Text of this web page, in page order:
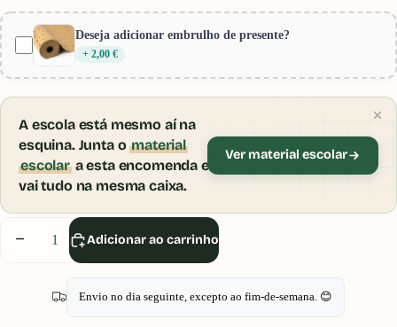
Deseja adicionar embrulho de presente?
+ 2,00 €
Diminuir
quantidade
Aumentar
A escola está mesmo aí na
esquina. Junta omaterial
escolara esta encomenda e
vai tudo na mesma caixa.
Ver material escolar
Adicionar ao carrinho
Envio no dia seguinte, excepto ao fim-de-semana. 😊